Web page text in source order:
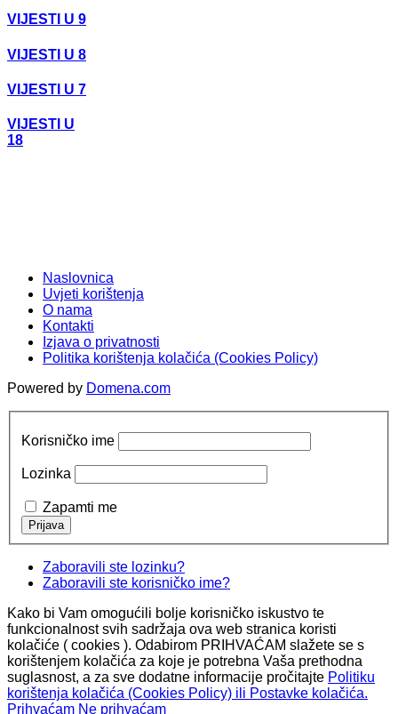
VIJESTI U 9
VIJESTI U 8
VIJESTI U 7
VIJESTI U
18
Naslovnica
Uvjeti korištenja
O nama
Kontakti
Izjava o privatnosti
Politika korištenja kolačića (Cookies Policy)
Powered by Domena.com
Korisničko ime
Lozinka
Zapamti me
Zaboravili ste lozinku?
Zaboravili ste korisničko ime?
Kako bi Vam omogućili bolje korisničko iskustvo te
funkcionalnost svih sadržaja ova web stranica koristi
kolačiće ( cookies ). Odabirom PRIHVAĆAM slažete se s
korištenjem kolačića za koje je potrebna Vaša prethodna
suglasnost, a za sve dodatne informacije pročitajte Politiku
korištenja kolačića (Cookies Policy) ili Postavke kolačića.
Prihvaćam Ne prihvaćam